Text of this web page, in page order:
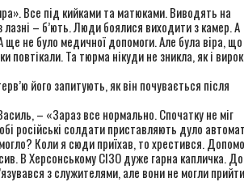
Все під кийками та матюками. Виводять на
– б’ють. Люди боялися виходити з камер. А
не було медичної допомоги. Але була віра, що
повтікали. Та тюрма нікуди не зникла, як і вирок
його запитують, як він почувається після
– «Зараз все нормально. Спочатку не міг
російські солдати приставляють дуло
Коли я сюди приїхав, то хрестився.
В Херсонському СІЗО дуже гарна капличка. До
з служителями, але вони не могли